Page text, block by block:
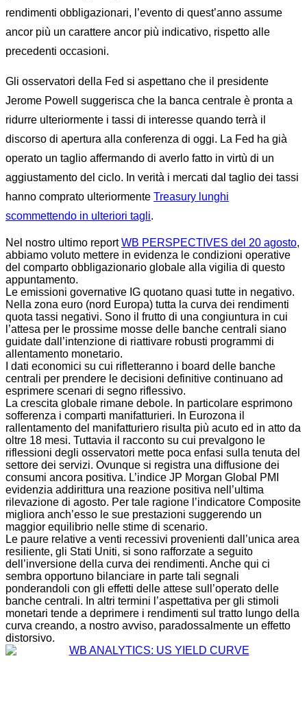
rendimenti obbligazionari, l’evento di quest’anno assume
ancor più un carattere ancor più indicativo, rispetto alle
precedenti occasioni.
Gli osservatori della Fed si aspettano che il presidente
Jerome Powell suggerisca che la banca centrale è pronta a
ridurre ulteriormente i tassi di interesse quando terrà il
discorso di apertura alla conferenza di oggi. La Fed ha già
operato un taglio affermando di averlo fatto in virtù di un
aggiustamento del ciclo. In verità i mercati dal taglio dei tassi
hanno comprato ulteriormente Treasury lunghi
scommettendo in ulteriori tagli.
Nel nostro ultimo reportWB PERSPECTIVES del 20 agosto,
abbiamo voluto mettere in evidenza le condizioni operative
del comparto obbligazionario globale alla vigilia di questo
appuntamento.
Le emissioni governative IG quotano quasi tutte in negativo.
Nella zona euro (nord Europa) tutta la curva dei rendimenti
quota tassi negativi. Sono il frutto di una congiuntura in cui
l’attesa per le prossime mosse delle banche centrali siano
guidate dall’intenzione di riattivare robusti programmi di
allentamento monetario.
I dati economici su cui rifletteranno i board delle banche
centrali per prendere le decisioni definitive continuano ad
esprimere scenari di segno riflessivo.
La crescita globale rimane debole. In particolare esprimono
sofferenza i comparti manifatturieri. In Eurozona il
rallentamento del manifatturiero risulta più acuto ed in atto da
oltre 18 mesi. Tuttavia il racconto su cui prevalgono le
riflessioni degli osservatori mette poca enfasi sulla tenuta del
settore dei servizi. Ovunque si registra una diffusione dei
consumi ancora positiva. L’indice JP Morgan Global PMI
evidenzia addirittura una reazione positiva nell’ultima
rilevazione di agosto. Per tale ragione l’indicatore Composite
migliora anch’esso le sue prestazioni suggerendo un
maggior equilibrio nelle stime di scenario.
Le paure relative a venti recessivi provenienti dall’unica area
resiliente, gli Stati Uniti, si sono rafforzate a seguito
dell’inversione della curva dei rendimenti. Anche qui ci
sembra opportuno bilanciare in parte tali segnali
ponderandoli con gli effetti delle attese sull’operato delle
banche centrali. In altri termini l’aspettativa per gli stimoli
monetari tende a deprimere i rendimenti sul tratto lungo della
curva creando, a nostro avviso, paradossalmente un effetto
distorsivo.